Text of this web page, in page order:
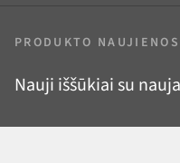
PRODUKTO NAUJIENOS
Nauji iššūkiai su